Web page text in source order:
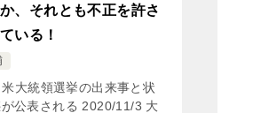
、それとも不正を許さ
いる！
大統領選挙の出来事と状
公表される 2020/11/3 大